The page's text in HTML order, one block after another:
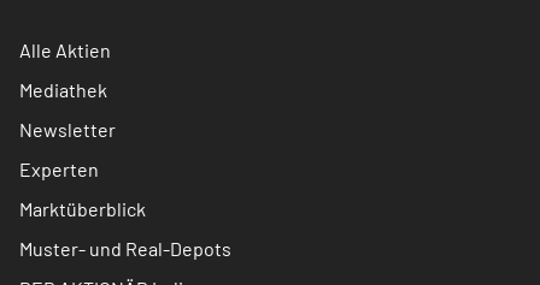
Alle Aktien
Mediathek
Newsletter
Experten
Marktüberblick
Muster- und Real-Depots